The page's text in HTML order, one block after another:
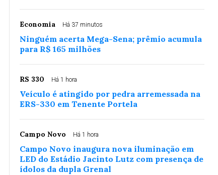
Economia Há 37 minutos
Ninguém acerta Mega-Sena; prêmio acumula
para R$ 165 milhões
RS 330 Há 1 hora
Veículo é atingido por pedra arremessada na
ERS-330 em Tenente Portela
Campo Novo Há 1 hora
Campo Novo inaugura nova iluminação em
LED do Estádio Jacinto Lutz com presença de
ídolos da dupla Grenal